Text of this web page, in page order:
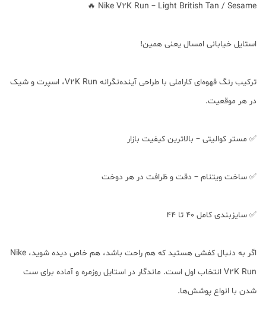
Nike V2K Run – Light British Tan / Sesame 🔥
استایل خیابانی امسال یعنی همین!
ترکیب رنگ قهوه‌ای کاراملی با طراحی آینده‌نگرانه V2K Run، اسپرت و شیک
در هر موقعیت.
✅ مستر کوالیتی – بالاترین کیفیت بازار
✅ ساخت ویتنام – دقت و ظرافت در هر دوخت
✅ سایزبندی کامل ۴۰ تا ۴۴
اگر به دنبال کفشی هستید که هم راحت باشد، هم خاص دیده شوید، Nike
V2K Run انتخاب اول است. ماندگار در استایل روزمره و آماده برای ست
شدن با انواع پوشش‌ها.